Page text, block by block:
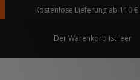
Kostenlose Lieferung ab 110 €
Der Warenkorb ist leer